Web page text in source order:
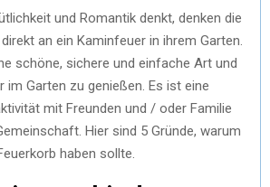
und Romantik denkt, denken die
an ein Kaminfeuer in ihrem Garten.
schöne, sichere und einfache Art und
im Garten zu genießen. Es ist eine
mit Freunden und / oder Familie
Hier sind 5 Gründe, warum
haben sollte.